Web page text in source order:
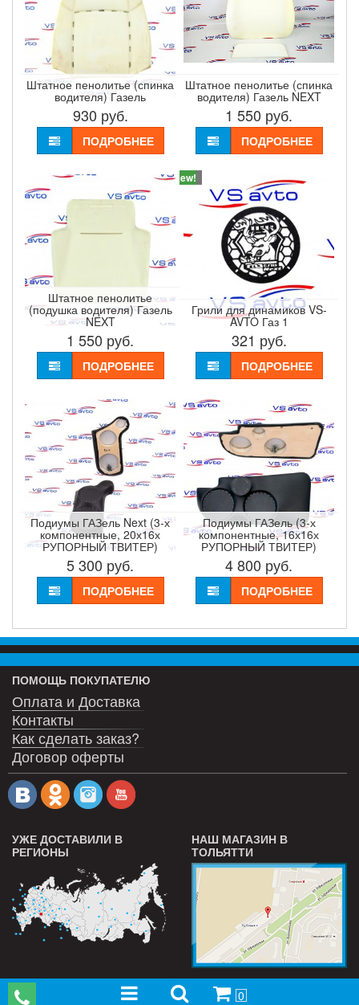
Штатное пенолитье (спинка
водителя) Газель
930 руб.
ПОДРОБНЕЕ
Штатное пенолитье (спинка
водителя) Газель NEXT
1 550 руб.
ПОДРОБНЕЕ
Штатное пенолитье
(подушка водителя) Газель
NEXT
1 550 руб.
ПОДРОБНЕЕ
New!
Грили для динамиков VS-
AVTO Газ 1
321 руб.
ПОДРОБНЕЕ
Подиумы ГАЗель Next (3-х
компонентные, 20х16х
РУПОРНЫЙ ТВИТЕР)
5 300 руб.
ПОДРОБНЕЕ
Подиумы ГАЗель (3-х
компонентные, 16х16х
РУПОРНЫЙ ТВИТЕР)
4 800 руб.
ПОДРОБНЕЕ
ПОМОЩЬ ПОКУПАТЕЛЮ
Оплата и Доставка
Контакты
Как сделать заказ?
Договор оферты
УЖЕ ДОСТАВИЛИ В
РЕГИОНЫ
НАШ МАГАЗИН В
ТОЛЬЯТТИ
0